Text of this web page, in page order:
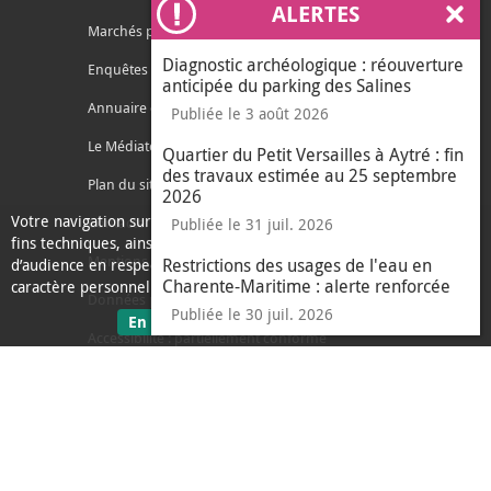
Votre navigation sur ce site nécessite l’usage de cookies pour des
fins techniques, ainsi que des cookies anonymisés de mesure
d’audience en respect de la législation relative aux données à
caractère personnel.
En savoir plussur les données personnelles
J'ai compris
le message
ALERTES
Diagnostic archéologique : réouverture
anticipée du parking des Salines
Publiée le 3 août 2026
Quartier du Petit Versailles à Aytré : fin
des travaux estimée au 25 septembre
2026
Publiée le 31 juil. 2026
Restrictions des usages de l'eau en
Charente-Maritime : alerte renforcée
Publiée le 30 juil. 2026
Marchés publics
Enquêtes publiques
Annuaire des services
Le Médiateur de l'Agglo
Plan du site
Contacter l'agglo
Mentions légales
Accessibilité : partiellement conforme